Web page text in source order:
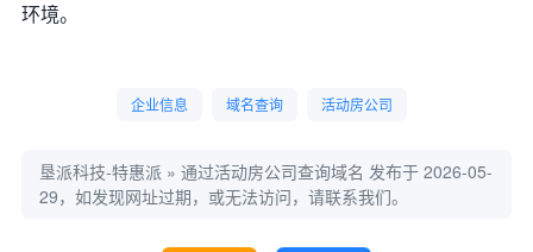
环境。
企业信息 域名查询 活动房公司
垦派科技-特惠派 » 通过活动房公司查询域名 发布于 2026-05-
29，如发现网址过期，或无法访问，请联系我们。